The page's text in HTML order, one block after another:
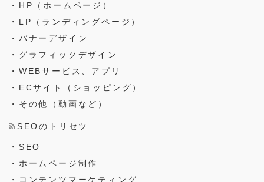
・HP（ホームページ）
・LP（ランディングページ）
・バナーデザイン
・グラフィックデザイン
・WEBサービス、アプリ
・ECサイト（ショッピング）
・その他（動画など）
SEOのトリセツ
・SEO
・ホームページ制作
・コンテンツマーケティング